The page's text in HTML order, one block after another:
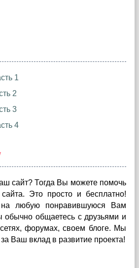
1
2
3
4
сайт? Тогда Вы можете помочь
Это просто и бесплатно!
на любую понравившуюся Вам
обычно общаетесь с друзьями и
форумах, своем блоге. Мы
Ваш вклад в развитие проекта!